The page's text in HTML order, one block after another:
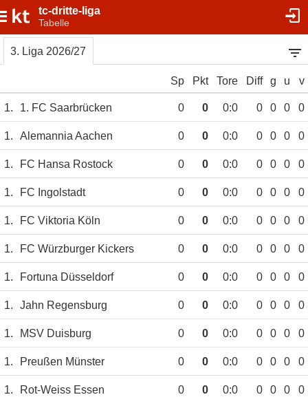
tc-dritte-liga
Tabelle
3. Liga 2026/27
Sp Pkt Tore Diff g u v
1. 1. FC Saarbrücken 0 0 0:0 0 0 0 0
1. Alemannia Aachen 0 0 0:0 0 0 0 0
1. FC Hansa Rostock 0 0 0:0 0 0 0 0
1. FC Ingolstadt 0 0 0:0 0 0 0 0
1. FC Viktoria Köln 0 0 0:0 0 0 0 0
1. FC Würzburger Kickers 0 0 0:0 0 0 0 0
1. Fortuna Düsseldorf 0 0 0:0 0 0 0 0
1. Jahn Regensburg 0 0 0:0 0 0 0 0
1. MSV Duisburg 0 0 0:0 0 0 0 0
1. Preußen Münster 0 0 0:0 0 0 0 0
1. Rot-Weiss Essen 0 0 0:0 0 0 0 0